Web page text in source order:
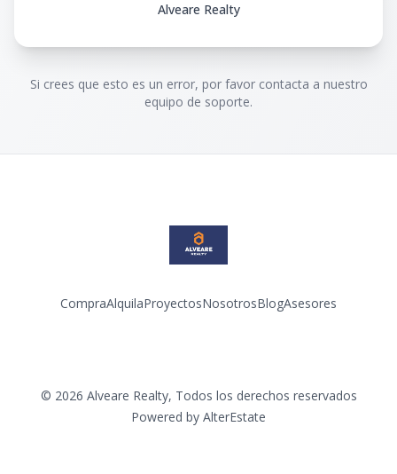
Alveare Realty
Si crees que esto es un error, por favor contacta a nuestro
equipo de soporte.
CompraAlquilaProyectosNosotrosBlogAsesores
© 2026 Alveare Realty, Todos los derechos reservados
Powered by AlterEstate